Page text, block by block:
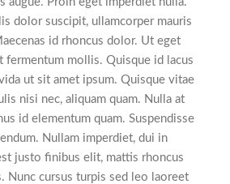
dolor suscipit, ullamcorper mauris
id rhoncus dolor. Ut eget
fermentum mollis. Quisque id lacus
ut sit amet ipsum. Quisque vitae
nisi nec, aliquam quam. Nulla at
id elementum quam. Suspendisse
Nullam imperdiet, dui in
justo finibus elit, mattis rhoncus
Nunc cursus turpis sed leo laoreet